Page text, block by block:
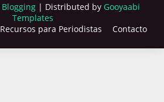
Blogging| Distributed by Gooyaabi
Templates
Recursos para Periodistas Contacto